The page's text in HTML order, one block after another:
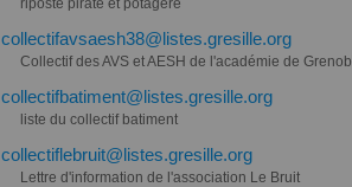
collectifavsaesh38@listes.gresille.org
Collectif des AVS et AESH de l'académie de
collectifbatiment@listes.gresille.org
liste du collectif batiment
collectiflebruit@listes.gresille.org
Lettre d'information de l'association Le Bruit